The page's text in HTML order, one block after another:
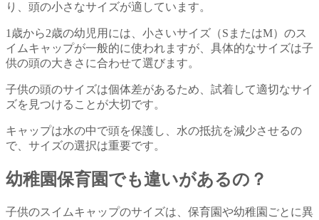
り、頭の小さなサイズが適しています。
1歳から2歳の幼児用には、小さいサイズ（SまたはM）のス
イムキャップが一般的に使われますが、具体的なサイズは子
供の頭の大きさに合わせて選びます。
子供の頭のサイズは個体差があるため、試着して適切なサイ
ズを見つけることが大切です。
キャップは水の中で頭を保護し、水の抵抗を減少させるの
で、サイズの選択は重要です。
幼稚園保育園でも違いがあるの？
子供のスイムキャップのサイズは、保育園や幼稚園ごとに異